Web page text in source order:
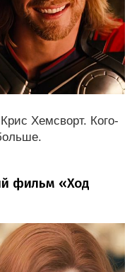
Хемсворт. Кого-
фильм «Ход